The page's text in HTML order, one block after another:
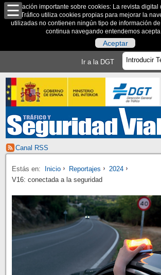
Información importante sobre cookies: La revista digital
de Tráfico utiliza cookies propias para mejorar la
utilizadas no contienen ningún tipo de información
continua navegando entendemos
Aceptar
Ir a la DGT
Canal RSS
Estás en: Inicio Reportajes
2024
V16: conectada a la seguridad